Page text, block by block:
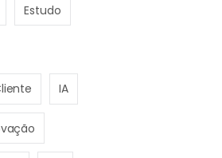
Estudo
IA